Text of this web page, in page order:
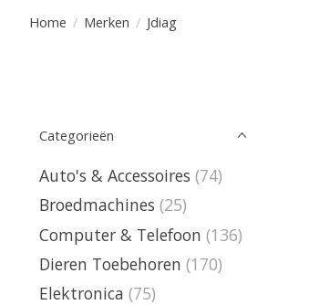
Home / Merken / Jdiag
Categorieën
Auto's & Accessoires (74)
Broedmachines (25)
Computer & Telefoon (136)
Dieren Toebehoren (170)
Elektronica (75)